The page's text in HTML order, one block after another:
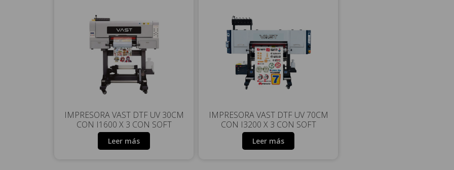
IMPRESORA VAST DTF UV 30CM
CON I1600 X 3 CON SOFT
Leer más
IMPRESORA VAST DTF UV 70CM
CON I3200 X 3 CON SOFT
Leer más